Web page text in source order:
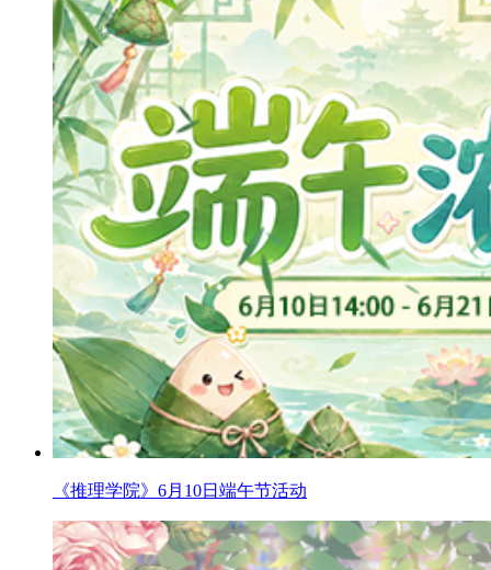
《推理学院》6月10日端午节活动